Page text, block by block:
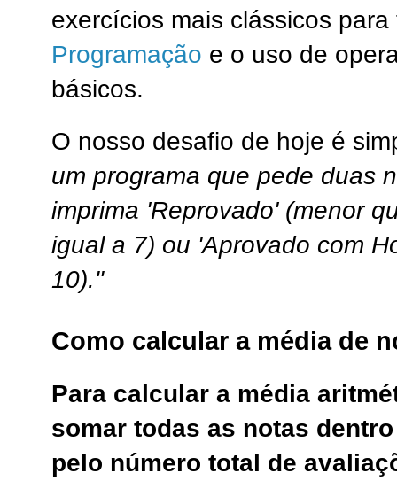
exercícios mais clássicos
Programação e o uso de
básicos.
O nosso desafio de hoje é
um programa que pede duas
imprima 'Reprovado' (menor
igual a 7) ou 'Aprovado com
10)."
Como calcular a média de
Para calcular a média
somar todas as notas
pelo número total de